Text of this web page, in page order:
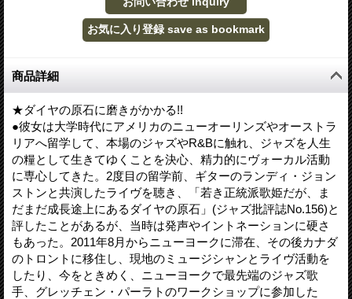
商品詳細
★ダイヤの原石に磨きがかかる!!
●彼女は大学時代にアメリカのニューオーリンズやオーストラ
リアへ留学して、本場のジャズやR&Bに触れ、ジャズを人生
の糧として生きてゆくことを決心、精力的にヴォーカル活動
に専心してきた。2度目の留学前、ギターのランディ・ジョン
ストンと共演したライヴを聴き、「若き正統派歌姫だが、ま
だまだ成長途上にあるダイヤの原石」(ジャズ批評誌No.156)と
評したことがあるが、当時は発声やイントネーションに硬さ
もあった。2011年8月からニューヨークに滞在、その後カナダ
のトロントに移住し、現地のミュージシャンとライヴ活動を
したり、今をときめく、ニューヨークで最先端のジャズ歌
手、グレッチェン・パーラトのワークショップに参加した